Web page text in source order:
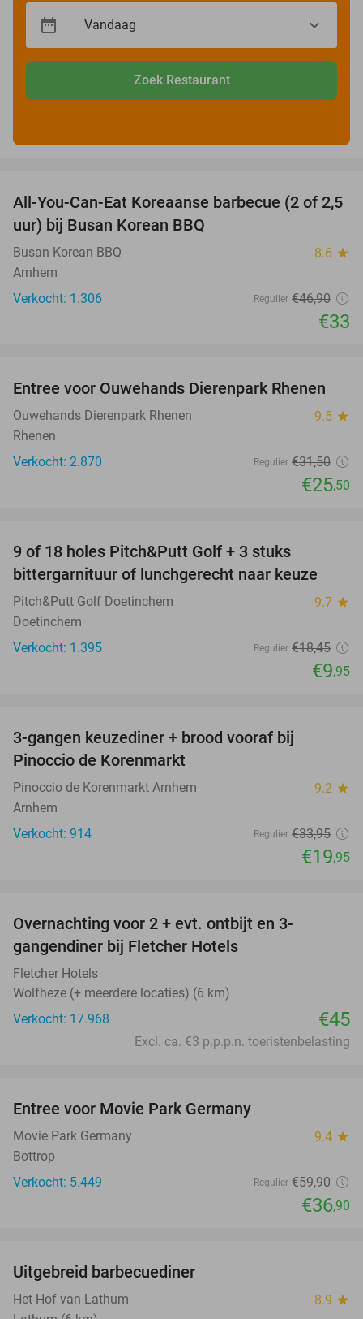
Zoek Restaurant
30%
All-You-Can-Eat Koreaanse barbecue (2 of 2,5
uur) bij Busan Korean BBQ
Busan Korean BBQ 8.6 star
Arnhem
Verkocht: 1.306
Regulier €46,90
€33
19%
Entree voor Ouwehands Dierenpark Rhenen
Ouwehands Dierenpark Rhenen 9.5 star
Rhenen
Verkocht: 2.870
Regulier €31,50
€25,50
9 of 18 holes Pitch&Putt Golf + 3 stuks
bittergarnituur of lunchgerecht naar keuze
Pitch&Putt Golf Doetinchem 9.7 star
Doetinchem
Verkocht: 1.395
Regulier €18,45
€9,95
3-gangen keuzediner + brood vooraf bij
Pinoccio de Korenmarkt
Pinoccio de Korenmarkt Arnhem 9.2 star
Arnhem
Verkocht: 914
Regulier €33,95
€19,95
Overnachting voor 2 + evt. ontbijt en 3-
gangendiner bij Fletcher Hotels
Fletcher Hotels
Wolfheze (+ meerdere locaties) (6 km)
Verkocht: 17.968
€45
Excl. ca. €3 p.p.p.n. toeristenbelasting
Entree voor Movie Park Germany
Movie Park Germany 9.4 star
Bottrop
Verkocht: 5.449
Regulier €59,90
€36,90
Uitgebreid barbecuediner
Het Hof van Lathum 8.9 star